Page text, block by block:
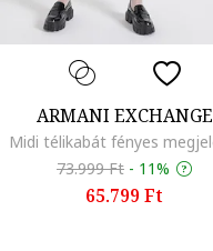
ARMANI EXCHANGE
73.999 Ft - 11%
65.799 Ft